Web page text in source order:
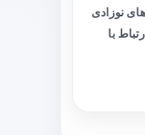
نوزادی
با